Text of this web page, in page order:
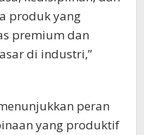
produk yang
premium dan
di industri,”
peran
yang produktif